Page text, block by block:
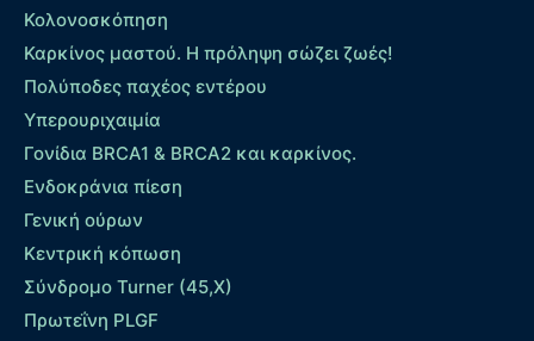
Κολονοσκόπηση
Καρκίνος μαστού. Η πρόληψη σώζει ζωές!
Πολύποδες παχέος εντέρου
Yπερουριχαιμία
Γονίδια BRCA1 & BRCA2 και καρκίνος.
Ενδοκράνια πίεση
Γενική ούρων
Κεντρική κόπωση
Σύνδρομο Turner (45,X)
Πρωτεΐνη PLGF